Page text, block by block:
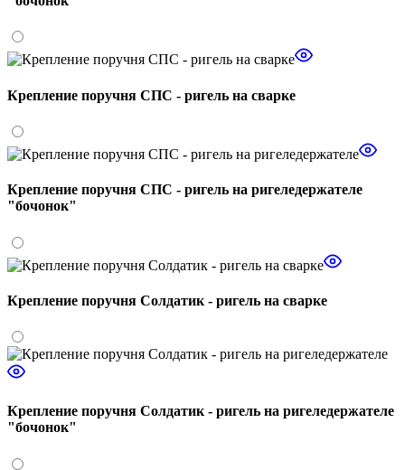
Крепление поручня СПС - ригель на сварке
Крепление поручня СПС - ригель на ригеледержателе
"бочонок"
Крепление поручня Солдатик - ригель на сварке
Крепление поручня Солдатик - ригель на ригеледержателе
"бочонок"